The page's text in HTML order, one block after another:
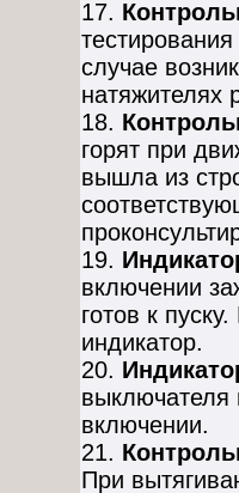
17.
случае
натяжителях
18.
горят при
вышла из
19.
включении
готов к
индикатор.
20.
выключателя
включении.
21.
При